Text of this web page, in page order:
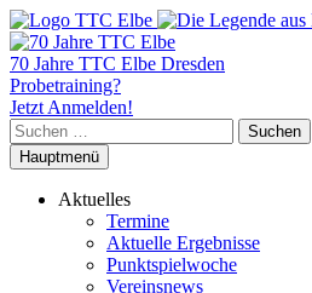
70 Jahre TTC Elbe Dresden
Probetraining?
Jetzt Anmelden!
Suchen
nach:
Hauptmenü
Aktuelles
Termine
Aktuelle Ergebnisse
Punktspielwoche
Vereinsnews